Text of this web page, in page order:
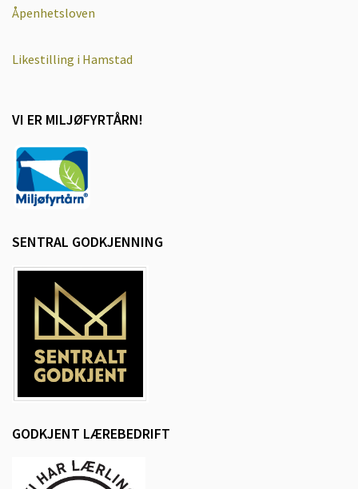
Åpenhetsloven
Likestilling i Hamstad
VI ER MILJØFYRTÅRN!
SENTRAL GODKJENNING
GODKJENT LÆREBEDRIFT